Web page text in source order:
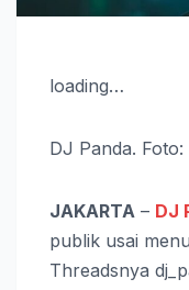
loading…
DJ Panda.
JAKARTA – DJ
publik usai
Threadsnya